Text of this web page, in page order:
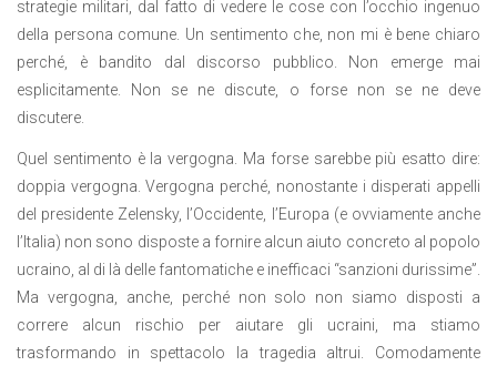
strategie militari, dal fatto di vedere le cose con l’occhio ingenuo
della persona comune. Un sentimento che, non mi è bene chiaro
perché, è bandito dal discorso pubblico. Non emerge mai
esplicitamente. Non se ne discute, o forse non se ne deve
discutere.
Quel sentimento è la vergogna. Ma forse sarebbe più esatto dire:
doppia vergogna. Vergogna perché, nonostante i disperati appelli
del presidente Zelensky, l’Occidente, l’Europa (e ovviamente anche
l’Italia) non sono disposte a fornire alcun aiuto concreto al popolo
ucraino, al di là delle fantomatiche e inefficaci “sanzioni durissime”.
Ma vergogna, anche, perché non solo non siamo disposti a
correre alcun rischio per aiutare gli ucraini, ma stiamo
trasformando in spettacolo la tragedia altrui. Comodamente